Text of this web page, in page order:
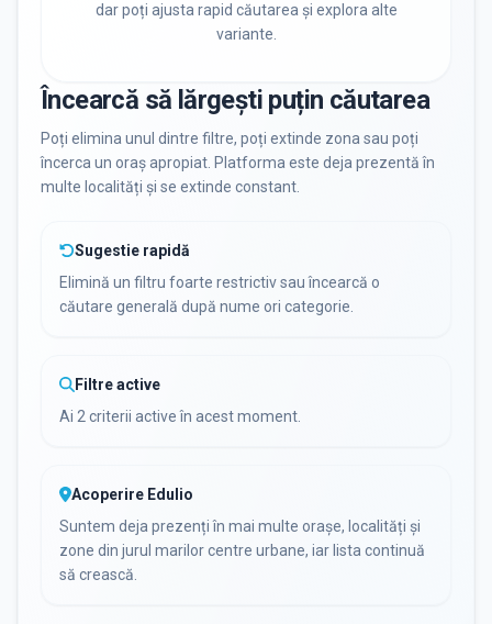
dar poți ajusta rapid căutarea și explora alte
variante.
Încearcă să lărgești puțin căutarea
Poți elimina unul dintre filtre, poți extinde zona sau poți
încerca un oraș apropiat. Platforma este deja prezentă în
multe localități și se extinde constant.
Sugestie rapidă
Elimină un filtru foarte restrictiv sau încearcă o
căutare generală după nume ori categorie.
Filtre active
Ai 2 criterii active în acest moment.
Acoperire Edulio
Suntem deja prezenți în mai multe orașe, localități și
zone din jurul marilor centre urbane, iar lista continuă
să crească.